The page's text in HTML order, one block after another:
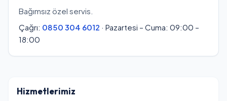
Bağımsız özel servis.
Çağrı: 0850 304 6012 · Pazartesi – Cuma: 09:00 –
18:00
Hizmetlerimiz